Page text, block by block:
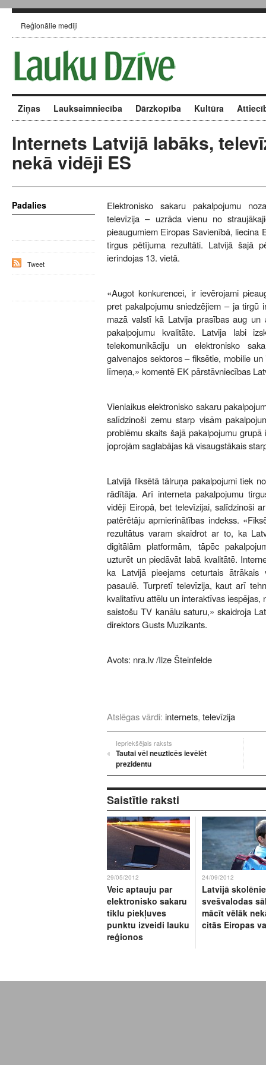
Reģionālie mediji
Ziņas Lauksaimniecība Dārzkopība Kultūra
Internets Latvijā labāks,
nekā vidēji ES
Elektronisko sakaru pakalpojumu
televīzija – uzrāda vienu no
pieaugumiem Eiropas Savienībā, liecina
tirgus pētījuma rezultāti. Latvijā šajā
ierindojas 13. vietā.
«Augot konkurencei, ir ievērojami
pret pakalpojumu sniedzējiem – ja tirgū
mazā valstī kā Latvija prasības aug un
pakalpojumu kvalitāte. Latvija labi
telekomunikāciju un elektronisko
galvenajos sektoros – fiksētie, mobilie
līmeņa,» komentē EK pārstāvniecības
Vienlaikus elektronisko sakaru
salīdzinoši zemu starp visām
problēmu skaits šajā pakalpojumu
joprojām saglabājas kā visaugstākais
Latvijā fiksētā tālruņa pakalpojumi tiek
rādītāja. Arī interneta pakalpojumu
vidēji Eiropā, bet televīzijai, salīdzinoši
patērētāju apmierinātības indekss.
rezultātus varam skaidrot ar to, ka
digitālām platformām, tāpēc
uzturēt un piedāvāt labā kvalitātē.
ka Latvijā pieejams ceturtais ātrākais
pasaulē. Turpretī televīzija, kaut arī
kvalitatīvu attēlu un interaktīvas iespējas,
saistošu TV kanālu saturu,» skaidroja
direktors Gusts Muzikants.
Avots: nra.lv/Ilze Šteinfelde
Atslēgas vārdi: internets, televīzija
Iepriekšējais raksts
Tautai vēl neuzticēs ievēlēt
prezidentu
Saistītie raksti
29/05/2012
Veic aptauju par
elektronisko sakaru
tīklu piekļuves
punktu izveidi lauku
reģionos
24/09/2012
Latvijā
svešvalodas
mācīt vēlāk
citās Eiropas
Padalies
Tweet